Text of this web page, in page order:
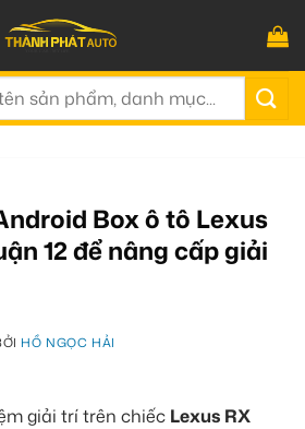
Box ô tô Lexus
12 để nâng cấp giải
HỒ NGỌC HẢI
giải trí trên chiếc Lexus RX